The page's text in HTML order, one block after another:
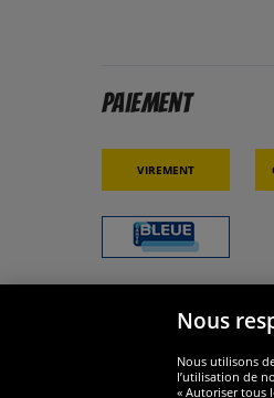
Paiement
Virement
Nous
Nous utilisons
l’utilisation de
« Autoriser tous